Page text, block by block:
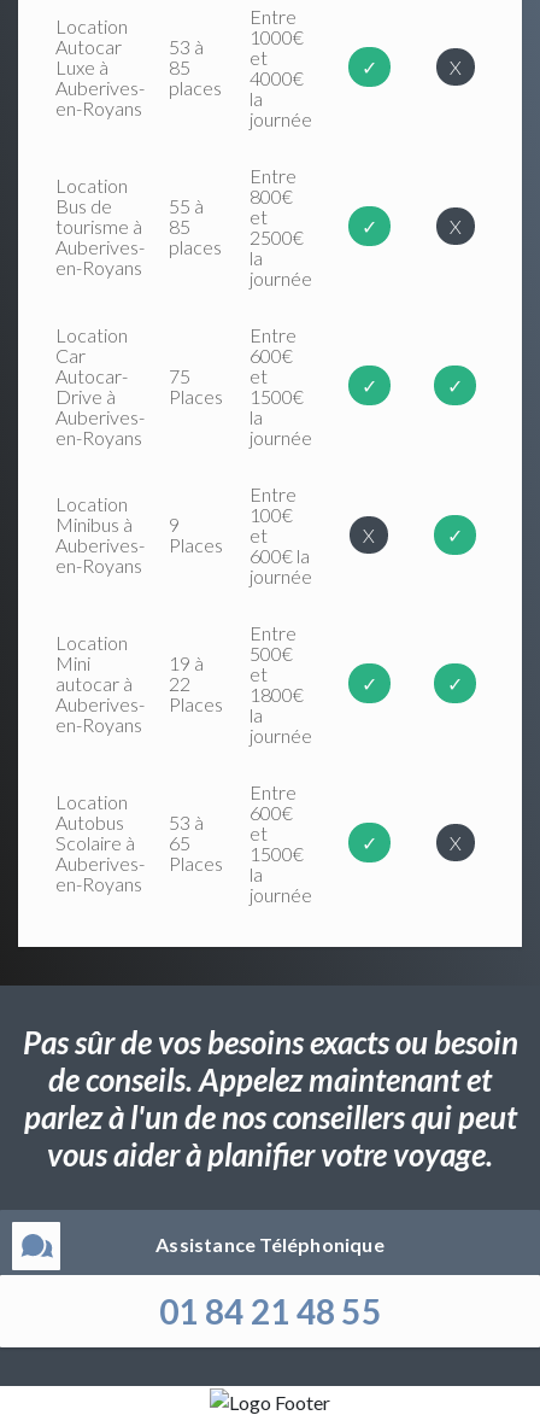
Location
Autocar
Luxe à
Auberives-
en-Royans
53 à
85
places
Entre
1000€
et
4000€
la
journée
✓ X
Location
Bus de
tourisme à
Auberives-
en-Royans
55 à
85
places
Entre
800€
et
2500€
la
journée
✓ X
Location
Car
Autocar-
Drive à
Auberives-
en-Royans
75
Places
Entre
600€
et
1500€
la
journée
✓ ✓
Location
Minibus à
Auberives-
en-Royans
9
Places
Entre
100€
et
600€ la
journée
X ✓
Location
Mini
autocar à
Auberives-
en-Royans
19 à
22
Places
Entre
500€
et
1800€
la
journée
✓ ✓
Location
Autobus
Scolaire à
Auberives-
en-Royans
53 à
65
Places
Entre
600€
et
1500€
la
journée
✓ X
Pas sûr de vos besoins exacts ou besoin
de conseils. Appelez maintenant et
parlez à l'un de nos conseillers qui peut
vous aider à planifier votre voyage.
Assistance Téléphonique
01 84 21 48 55